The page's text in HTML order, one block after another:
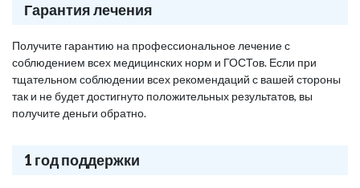
Гарантия лечения
Получите гарантию на профессиональное лечение с
соблюдением всех медицинских норм и ГОСТов. Если при
тщательном соблюдении всех рекомендаций с вашей стороны
так и не будет достигнуто положительных результатов, вы
получите деньги обратно.
1 год поддержки